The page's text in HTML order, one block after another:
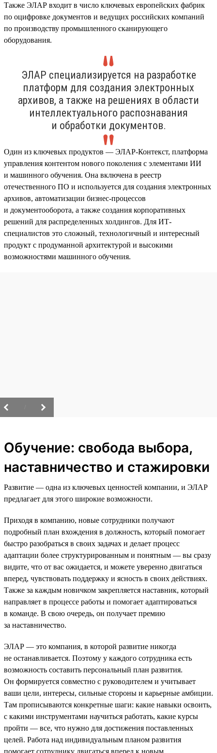
Также ЭЛАР входит в число ключевых европейских фабрик
по оцифровке документов и ведущих российских компаний
по производству промышленного сканирующего
оборудования.
ЭЛАР специализируется на разработке
платформ для создания электронных
архивов, а также на решениях в области
интеллектуального распознавания
и обработки документов.
Один из ключевых продуктов — ЭЛАР-Контекст, платформа
управления контентом нового поколения с элементами ИИ
и машинного обучения. Она включена в реестр
отечественного ПО и используется для создания электронных
архивов, автоматизации бизнес-процессов
и документооборота, а также создания корпоративных
решений для распределенных холдингов. Для ИТ-
специалистов это сложный, технологичный и интересный
продукт с продуманной архитектурой и высокими
возможностями машинного обучения.
Обучение: свобода выбора,
наставничество и стажировки
Развитие — одна из ключевых ценностей компании, и ЭЛАР
предлагает для этого широкие возможности.
Приходя в компанию, новые сотрудники получают
подробный план вхождения в должность, который помогает
быстро разобраться в своих задачах и делает процесс
адаптации более структурированным и понятным — вы сразу
видите, что от вас ожидается, и можете уверенно двигаться
вперед, чувствовать поддержку и ясность в своих действиях.
Также за каждым новичком закрепляется наставник, который
направляет в процессе работы и помогает адаптироваться
в команде. В свою очередь, он получает премию
за наставничество.
ЭЛАР — это компания, в которой развитие никогда
не останавливается. Поэтому у каждого сотрудника есть
возможность составить персональный план развития.
Он формируется совместно с руководителем и учитывает
ваши цели, интересы, сильные стороны и карьерные амбиции.
Там прописываются конкретные шаги: какие навыки освоить,
с какими инструментами научиться работать, какие курсы
пройти — все, что нужно для достижения поставленных
целей. Работа над индивидуальным планом развития
помогает сотруднику двигаться вперед к новым